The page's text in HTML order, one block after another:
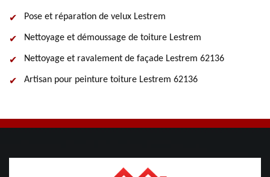
Pose et réparation de velux Lestrem
Nettoyage et démoussage de toiture Lestrem
Nettoyage et ravalement de façade Lestrem 62136
Artisan pour peinture toiture Lestrem 62136